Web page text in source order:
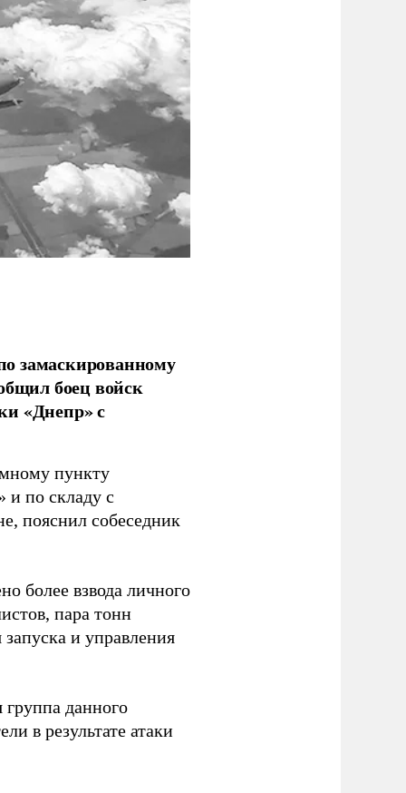
замаскированному
боец войск
«Днепр» с
пункту
и по складу с
пояснил собеседник
более взвода личного
пара тонн
и управления
данного
в результате атаки